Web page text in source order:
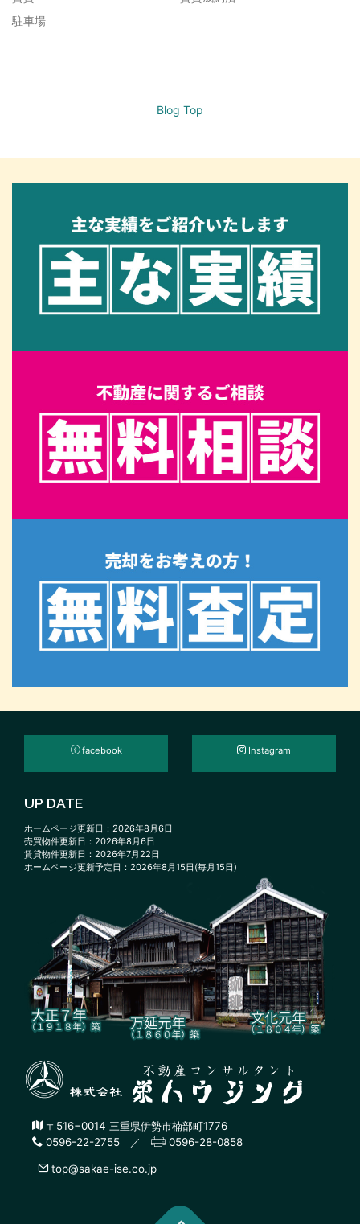
駐車場
Blog Top
facebook Instagram
UP DATE
ホームページ更新日：2026年8月6日
売買物件更新日：2026年8月6日
賃貸物件更新日：2026年7月22日
ホームページ更新予定日：2026年8月15日(毎月15日)
〒516−0014 三重県伊勢市楠部町1776
0596-22-2755 ／
0596-28-0858
top@sakae-ise.co.jp